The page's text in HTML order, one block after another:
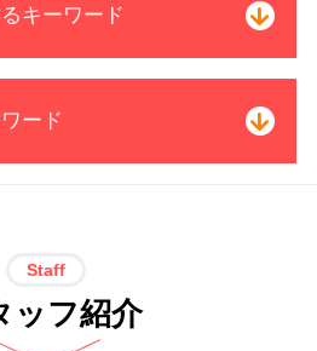
メリット デメリット
通知
機関保証
支払
デメリット
キーワード
直し計算
済 過払い金
期間
談
ード
司法書士 電話 無料相談
書士 電話 無料相談 三
Staff
ッフ紹介